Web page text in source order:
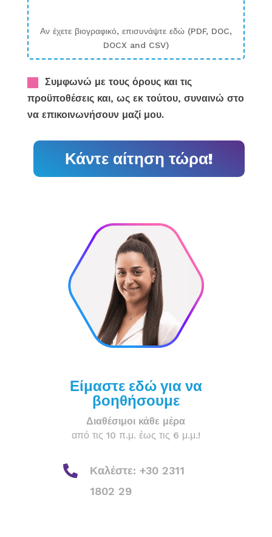
Αν έχετε βιογραφικό, επισυνάψτε εδώ (PDF, DOC,
DOCX and CSV)
Συμφωνώ με τους όρους και τις
προϋποθέσεις και, ως εκ τούτου, συναινώ στο
να επικοινωνήσουν μαζί μου.
Κάντε αίτηση τώρα!
Είμαστε εδώ για να
βοηθήσουμε
Διαθέσιμοι κάθε μέρα
από τις 10 π.μ. έως τις 6 μ.μ.!

Καλέστε: +30 2311
1802 29